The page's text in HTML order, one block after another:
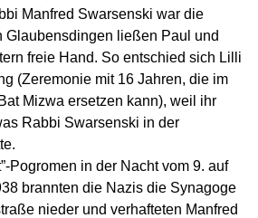
Manfred Swarsenski war die
Glaubensdingen ließen Paul und
freie Hand. So entschied sich Lilli
(Zeremonie mit 16 Jahren, die im
Mizwa ersetzen kann), weil ihr
Rabbi Swarsenski in der
Pogromen in der Nacht vom 9. auf
brannten die Nazis die Synagoge
nieder und verhafteten Manfred